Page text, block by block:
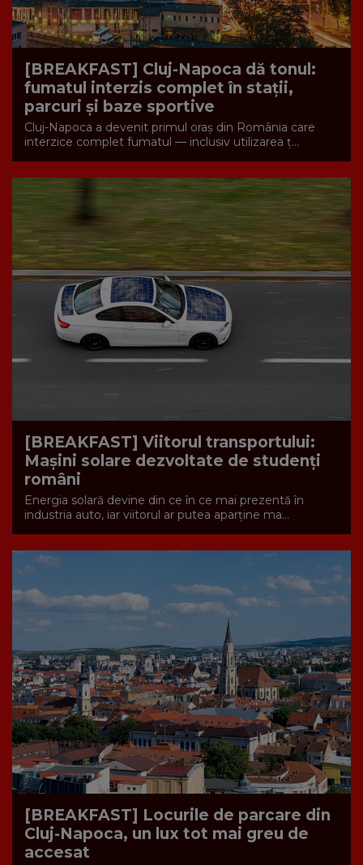
[BREAKFAST] Cluj-Napoca dă tonul:
fumatul interzis complet în stații,
parcuri și baze sportive
Cluj-Napoca a devenit primul oraș din România care
interzice complet fumatul — inclusiv utilizarea ț...
[BREAKFAST] Viitorul transportului:
Mașini solare dezvoltate de studenți
români
Energia solară devine din ce în ce mai prezentă în
industria auto, iar viitorul ar putea aparține ma...
[BREAKFAST] Locurile de parcare din
Cluj-Napoca, un lux tot mai greu de
accesat